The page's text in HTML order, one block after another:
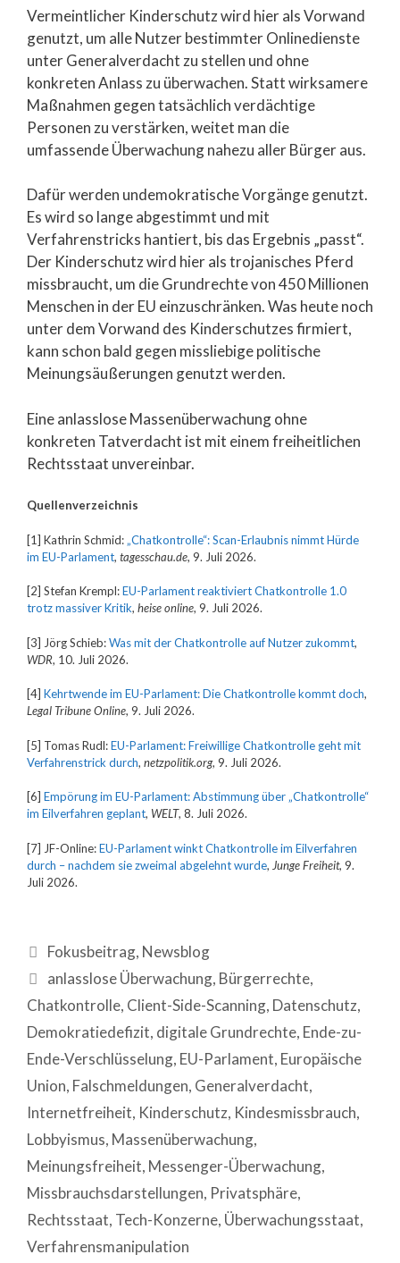
Vermeintlicher Kinderschutz wird hier als Vorwand
genutzt, um alle Nutzer bestimmter Onlinedienste
unter Generalverdacht zu stellen und ohne
konkreten Anlass zu überwachen. Statt wirksamere
Maßnahmen gegen tatsächlich verdächtige
Personen zu verstärken, weitet man die
umfassende Überwachung nahezu aller Bürger aus.
Dafür werden undemokratische Vorgänge genutzt.
Es wird so lange abgestimmt und mit
Verfahrenstricks hantiert, bis das Ergebnis „passt“.
Der Kinderschutz wird hier als trojanisches Pferd
missbraucht, um die Grundrechte von 450 Millionen
Menschen in der EU einzuschränken. Was heute noch
unter dem Vorwand des Kinderschutzes firmiert,
kann schon bald gegen missliebige politische
Meinungsäußerungen genutzt werden.
Eine anlasslose Massenüberwachung ohne
konkreten Tatverdacht ist mit einem freiheitlichen
Rechtsstaat unvereinbar.
Quellenverzeichnis
[1] Kathrin Schmid: „Chatkontrolle“: Scan-Erlaubnis nimmt Hürde
im EU-Parlament, tagesschau.de, 9. Juli 2026.
[2] Stefan Krempl:EU-Parlament reaktiviert Chatkontrolle 1.0
trotz massiver Kritik, heise online, 9. Juli 2026.
[3] Jörg Schieb:Was mit der Chatkontrolle auf Nutzer zukommt,
WDR, 10. Juli 2026.
[4] Kehrtwende im EU-Parlament: Die Chatkontrolle kommt doch,
Legal Tribune Online, 9. Juli 2026.
[5] Tomas Rudl:EU-Parlament: Freiwillige Chatkontrolle geht mit
Verfahrenstrick durch, netzpolitik.org, 9. Juli 2026.
[6] Empörung im EU-Parlament: Abstimmung über „Chatkontrolle“
im Eilverfahren geplant, WELT, 8. Juli 2026.
[7] JF-Online:EU-Parlament winkt Chatkontrolle im Eilverfahren
durch – nachdem sie zweimal abgelehnt wurde, Junge Freiheit, 9.
Juli 2026.
Fokusbeitrag, Newsblog
anlasslose Überwachung, Bürgerrechte,
Chatkontrolle, Client-Side-Scanning, Datenschutz,
Demokratiedefizit, digitale Grundrechte, Ende-zu-
Ende-Verschlüsselung, EU-Parlament, Europäische
Union, Falschmeldungen, Generalverdacht,
Internetfreiheit, Kinderschutz, Kindesmissbrauch,
Lobbyismus, Massenüberwachung,
Meinungsfreiheit, Messenger-Überwachung,
Missbrauchsdarstellungen, Privatsphäre,
Rechtsstaat, Tech-Konzerne, Überwachungsstaat,
Verfahrensmanipulation